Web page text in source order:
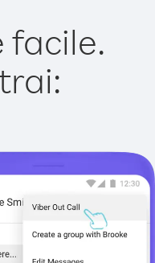
facile.